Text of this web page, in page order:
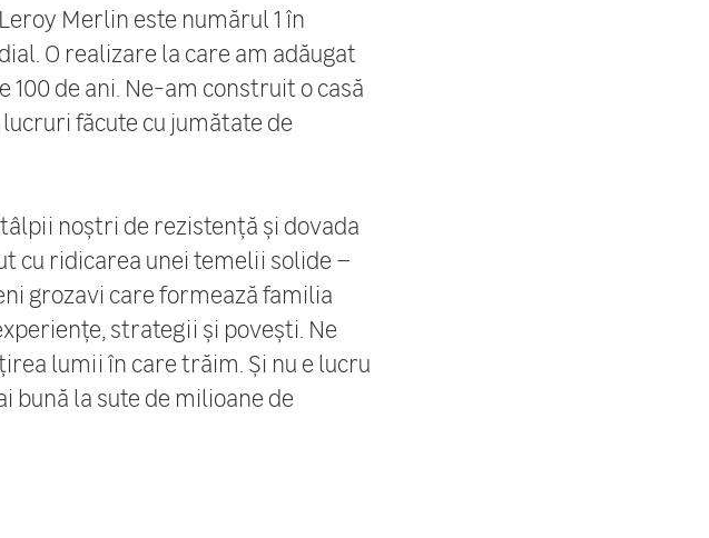
Merlin este numărul 1 în
O realizare la care am adăugat
100 de ani. Ne-am construit o casă
făcute cu jumătate de
noștri de rezistență și dovada
cu ridicarea unei temelii solide –
grozavi care formează familia
strategii și povești. Ne
lumii în care trăim. Și nu e lucru
bună la sute de milioane de